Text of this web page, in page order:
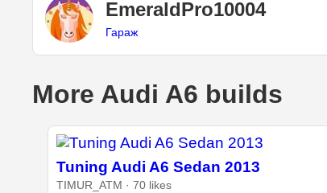
EmeraldPro10004
Гараж
More Audi A6 builds
Tuning Audi A6 Sedan 2013
TIMUR_ATM · 70 likes